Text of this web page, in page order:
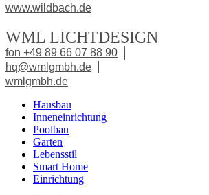
www.wildbach.de
WML LICHTDESIGN
fon +49 89 66 07 88 90
hq@wmlgmbh.de
wmlgmbh.de
Hausbau
Inneneinrichtung
Poolbau
Garten
Lebensstil
Smart Home
Einrichtung